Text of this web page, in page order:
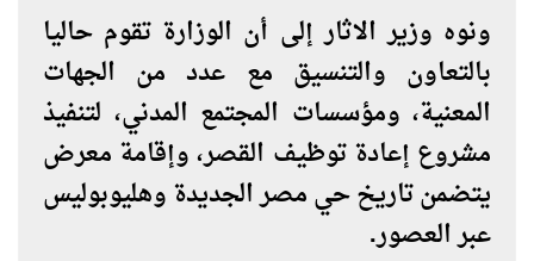
ونوه وزير الاثار إلى أن الوزارة تقوم حاليا
بالتعاون والتنسيق مع عدد من الجهات
المعنية، ومؤسسات المجتمع المدني، لتنفيذ
مشروع إعادة توظيف القصر، وإقامة معرض
يتضمن تاريخ حي مصر الجديدة وهليوبوليس
عبر العصور.